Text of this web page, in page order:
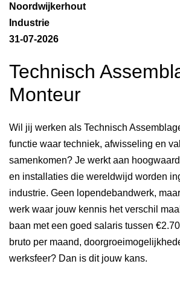
Noordwijkerhout
Industrie
31-07-2026
Technisch
Monteur
Wil jij werken als Technisch
functie waar techniek, afwisseling en
samenkomen? Je werkt aan
en installaties die wereldwijd worden
industrie. Geen lopendebandwerk,
werk waar jouw kennis het verschil
baan met een goed salaris tussen
bruto per maand,
werksfeer? Dan is dit jouw kans.